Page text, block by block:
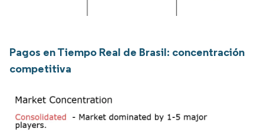
Pagos en Tiempo Real de Brasil: concentración
competitiva